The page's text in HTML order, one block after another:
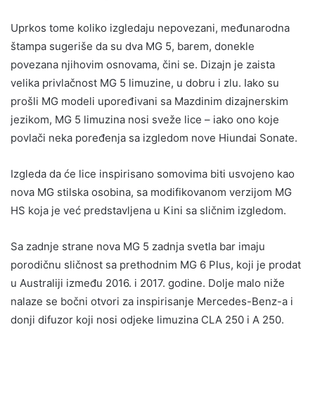
Uprkos tome koliko izgledaju nepovezani, međunarodna
štampa sugeriše da su dva MG 5, barem, donekle
povezana njihovim osnovama, čini se. Dizajn je zaista
velika privlačnost MG 5 limuzine, u dobru i zlu. Iako su
prošli MG modeli upoređivani sa Mazdinim dizajnerskim
jezikom, MG 5 limuzina nosi sveže lice – iako ono koje
povlači neka poređenja sa izgledom nove Hiundai Sonate.
Izgleda da će lice inspirisano somovima biti usvojeno kao
nova MG stilska osobina, sa modifikovanom verzijom MG
HS koja je već predstavljena u Kini sa sličnim izgledom.
Sa zadnje strane nova MG 5 zadnja svetla bar imaju
porodičnu sličnost sa prethodnim MG 6 Plus, koji je prodat
u Australiji između 2016. i 2017. godine. Dolje malo niže
nalaze se bočni otvori za inspirisanje Mercedes-Benz-a i
donji difuzor koji nosi odjeke limuzina CLA 250 i A 250.